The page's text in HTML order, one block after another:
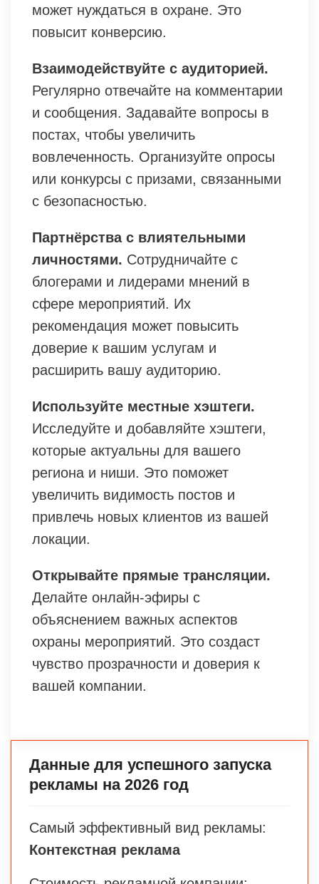
может нуждаться в охране. Это
повысит конверсию.
Взаимодействуйте с аудиторией.
Регулярно отвечайте на комментарии
и сообщения. Задавайте вопросы в
постах, чтобы увеличить
вовлеченность. Организуйте опросы
или конкурсы с призами, связанными
с безопасностью.
Партнёрства с влиятельными
личностями. Сотрудничайте с
блогерами и лидерами мнений в
сфере мероприятий. Их
рекомендация может повысить
доверие к вашим услугам и
расширить вашу аудиторию.
Используйте местные хэштеги.
Исследуйте и добавляйте хэштеги,
которые актуальны для вашего
региона и ниши. Это поможет
увеличить видимость постов и
привлечь новых клиентов из вашей
локации.
Открывайте прямые трансляции.
Делайте онлайн-эфиры с
объяснением важных аспектов
охраны мероприятий. Это создаст
чувство прозрачности и доверия к
вашей компании.
Данные для успешного запуска
рекламы на 2026 год
Самый эффективный вид рекламы:
Контекстная реклама